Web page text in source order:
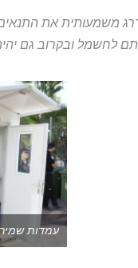
משמעותית את התנאים
לחשמל ובקרוב גם
עמדות